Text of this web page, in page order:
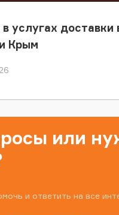
услугах доставки
Крым
или
и ответить на все